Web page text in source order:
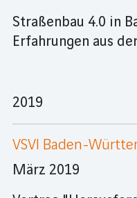
Straßenbau 4.0 in
Erfahrungen aus
2019
VSVI Baden-
März 2019